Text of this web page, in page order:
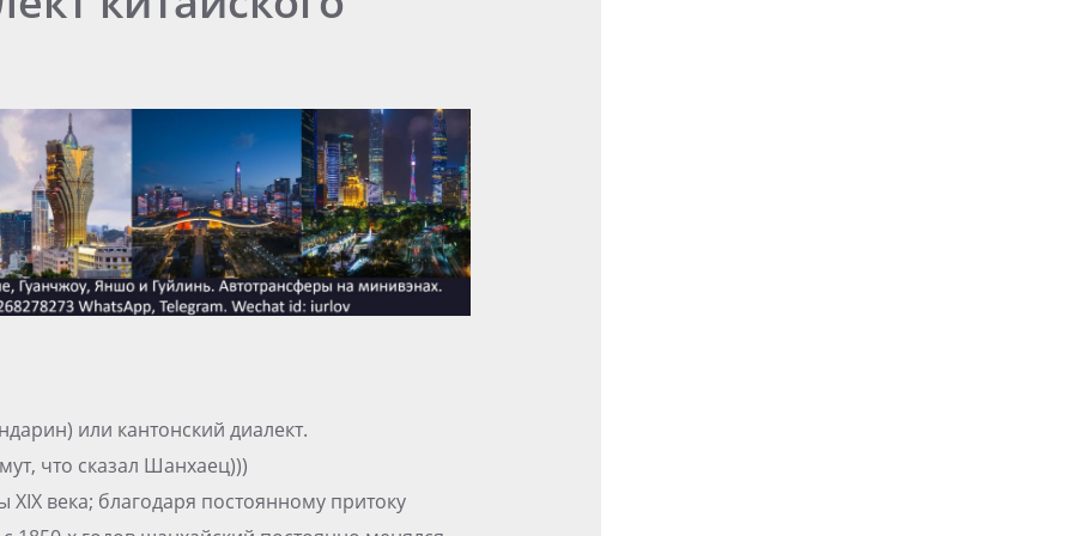
или кантонский диалект.
что сказал Шанхаец)))
века; благодаря постоянному притоку